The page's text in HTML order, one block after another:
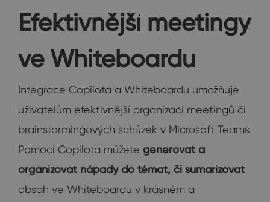
Efektivnější meetingy
ve Whiteboardu
Integrace Copilota a Whiteboardu umožňuje
uživatelům efektivnější organizaci meetingů či
brainstormingových schůzek v Microsoft Teams.
Pomocí Copilota můžete generovat a
organizovat nápady do témat, či sumarizovat
obsah ve Whiteboardu v krásném a